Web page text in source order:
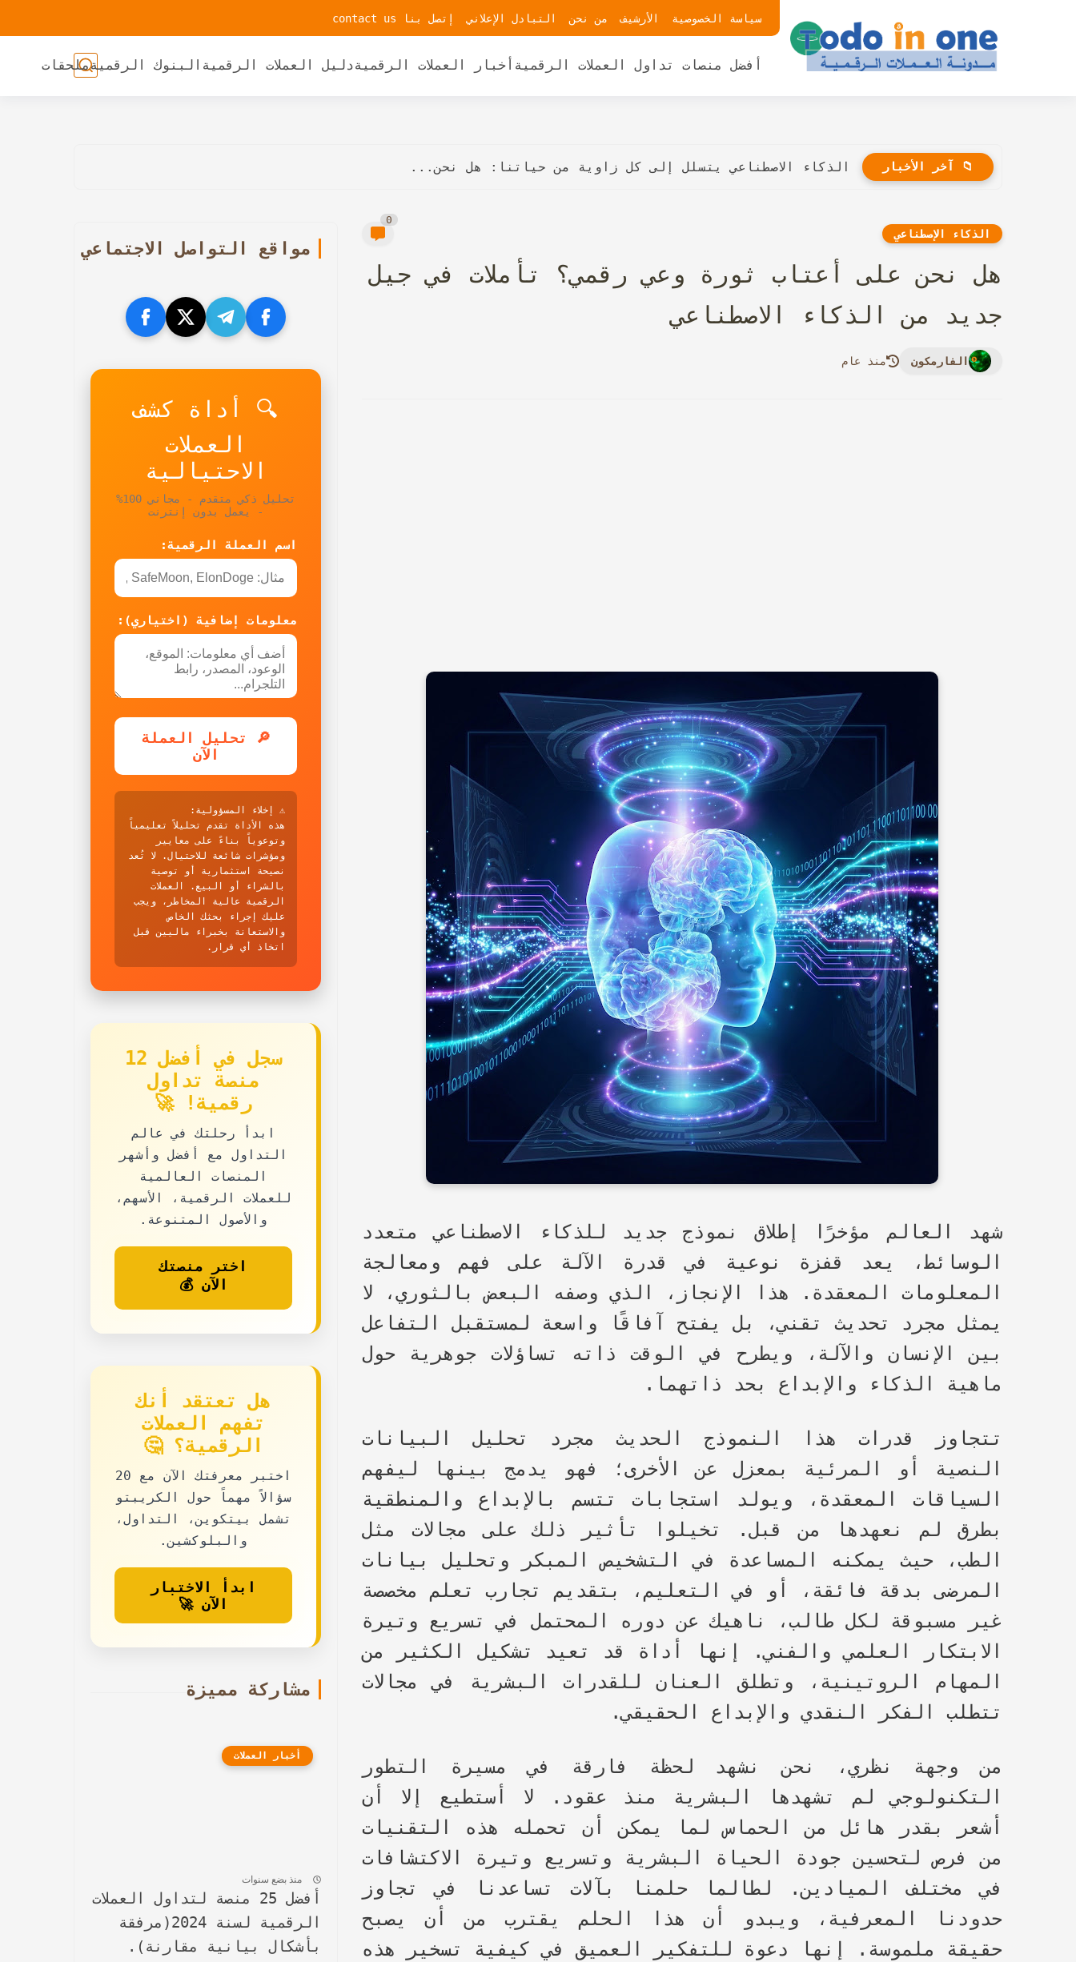
سياسة الخصوصية الأرشيف من نحن التبادل الإعلاني إتصل بنا contact us
أفضل منصات تداول العملات الرقمية أخبار العملات الرقميةدليل العملات الرقمية البنوك الرقميةملحقات
📁 آخر الأخبار الذكاء الاصطناعي يتسلل إلى كل زاوية من حياتنا: هل نحن...
الذكاء الإصطناعي
0
هل نحن على أعتاب ثورة وعي رقمي؟ تأملات في جيل
جديد من الذكاء الاصطناعي
الفارمكون منذ عام
شهد العالم مؤخرًا إطلاق نموذج جديد للذكاء الاصطناعي متعدد
الوسائط، يعد قفزة نوعية في قدرة الآلة على فهم ومعالجة
المعلومات المعقدة. هذا الإنجاز، الذي وصفه البعض بالثوري، لا
يمثل مجرد تحديث تقني، بل يفتح آفاقًا واسعة لمستقبل التفاعل
بين الإنسان والآلة، ويطرح في الوقت ذاته تساؤلات جوهرية حول
ماهية الذكاء والإبداع بحد ذاتهما.
تتجاوز قدرات هذا النموذج الحديث مجرد تحليل البيانات
النصية أو المرئية بمعزل عن الأخرى؛ فهو يدمج بينها ليفهم
السياقات المعقدة، ويولد استجابات تتسم بالإبداع والمنطقية
بطرق لم نعهدها من قبل. تخيلوا تأثير ذلك على مجالات مثل
الطب، حيث يمكنه المساعدة في التشخيص المبكر وتحليل بيانات
المرضى بدقة فائقة، أو في التعليم، بتقديم تجارب تعلم مخصصة
غير مسبوقة لكل طالب، ناهيك عن دوره المحتمل في تسريع وتيرة
الابتكار العلمي والفني. إنها أداة قد تعيد تشكيل الكثير من
المهام الروتينية، وتطلق العنان للقدرات البشرية في مجالات
تتطلب الفكر النقدي والإبداع الحقيقي.
من وجهة نظري، نحن نشهد لحظة فارقة في مسيرة التطور
التكنولوجي لم تشهدها البشرية منذ عقود. لا أستطيع إلا أن
أشعر بقدر هائل من الحماس لما يمكن أن تحمله هذه التقنيات
من فرص لتحسين جودة الحياة البشرية وتسريع وتيرة الاكتشافات
في مختلف الميادين. لطالما حلمنا بآلات تساعدنا في تجاوز
حدودنا المعرفية، ويبدو أن هذا الحلم يقترب من أن يصبح
حقيقة ملموسة. إنها دعوة للتفكير العميق في كيفية تسخير هذه
مواقع التواصل الاجتماعي
🔍 أداة كشف
العملات
الاحتيالية
تحليل ذكي متقدم - مجاني 100%
- يعمل بدون إنترنت
اسم العملة الرقمية:
معلومات إضافية (اختياري):
🔎 تحليل العملة
الآن
⚠️ إخلاء المسؤولية:
هذه الأداة تقدم تحليلاً تعليمياً
وتوعوياً بناءً على معايير
ومؤشرات شائعة للاحتيال. لا تُعد
نصيحة استثمارية أو توصية
بالشراء أو البيع. العملات
الرقمية عالية المخاطر، ويجب
عليك إجراء بحثك الخاص
والاستعانة بخبراء ماليين قبل
اتخاذ أي قرار.
سجل في أفضل 12
منصة تداول
رقمية! 🚀
ابدأ رحلتك في عالم
التداول مع
أفضل وأشهر
المنصات العالمية
للعملات الرقمية، الأسهم،
والأصول المتنوعة.
اختر منصتك
الآن 💰
هل تعتقد أنك
تفهم العملات
الرقمية؟ 🤔
اختبر معرفتك الآن مع 20
سؤالاً مهماً حول الكريبتو
تشمل بيتكوين، التداول،
والبلوكشين.
ابدأ الاختبار
الآن 🚀
مشاركة مميزة
أخبار العملات
منذ بضع سنوات
أفضل 25 منصة لتداول العملات
الرقمية لسنة 2024(مرفقة
بأشكال بيانية مقارنة).